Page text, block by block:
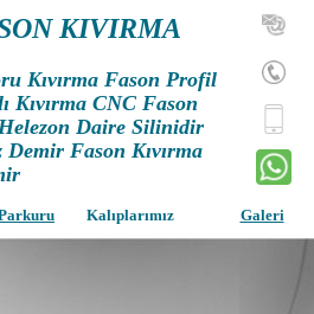
KIVIRMA
Kıvırma Fason Profil
Kıvırma CNC Fason
Daire Silinidir
Fason Kıvırma
Kalıplarımız Galeri